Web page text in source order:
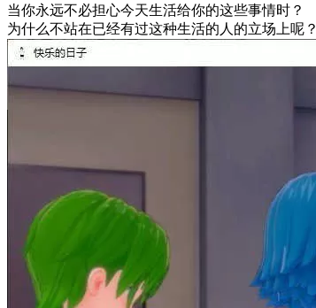
当你永远不必担心今天生活给你的这些事情时？
为什么不站在已经有过这种生活的人的立场上呢？